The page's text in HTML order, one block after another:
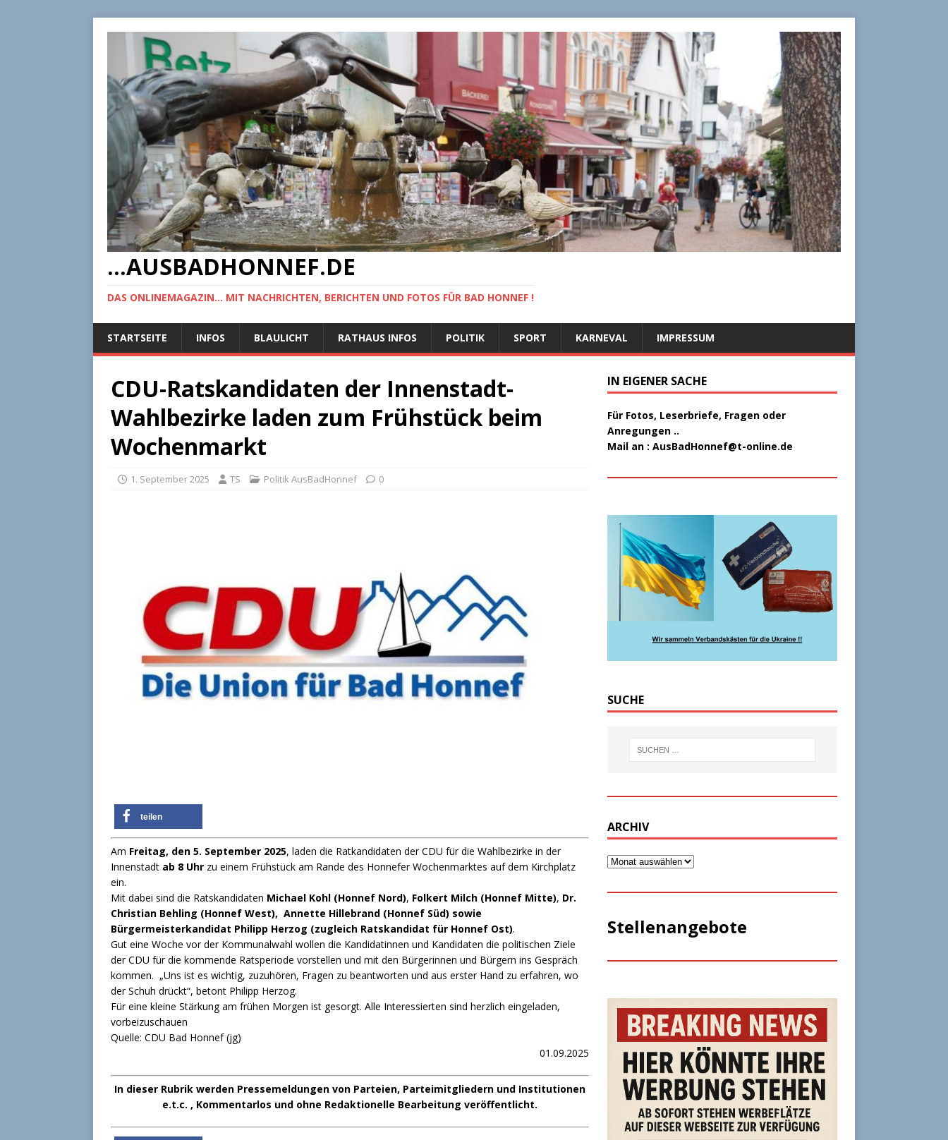
...AUSBADHONNEF.DE
DAS ONLINEMAGAZIN... MIT NACHRICHTEN, BERICHTEN UND FOTOS FÜR BAD HONNEF !
STARTSEITE INFOS BLAULICHT RATHAUS INFOS POLITIK SPORT KARNEVAL IMPRESSUM
CDU-Ratskandidaten der Innenstadt-
Wahlbezirke laden zum Frühstück beim
Wochenmarkt
1. September 2025 TS Politik AusBadHonnef 0
teilen
Am Freitag, den 5. September 2025, laden die Ratkandidaten der CDU für die Wahlbezirke in der
Innenstadt ab 8 Uhr zu einem Frühstück am Rande des Honnefer Wochenmarktes auf dem Kirchplatz
ein.
Mit dabei sind die Ratskandidaten Michael Kohl (Honnef Nord), Folkert Milch (Honnef Mitte), Dr.
Christian Behling (Honnef West), Annette Hillebrand (Honnef Süd) sowie
Bürgermeisterkandidat Philipp Herzog (zugleich Ratskandidat für Honnef Ost).
Gut eine Woche vor der Kommunalwahl wollen die Kandidatinnen und Kandidaten die politischen Ziele
der CDU für die kommende Ratsperiode vorstellen und mit den Bürgerinnen und Bürgern ins Gespräch
kommen. „Uns ist es wichtig, zuzuhören, Fragen zu beantworten und aus erster Hand zu erfahren, wo
der Schuh drückt“, betont Philipp Herzog.
Für eine kleine Stärkung am frühen Morgen ist gesorgt. Alle Interessierten sind herzlich eingeladen,
vorbeizuschauen
Quelle: CDU Bad Honnef (jg)
01.09.2025
In dieser Rubrik werden Pressemeldungen von Parteien, Parteimitgliedern und Institutionen
e.t.c. , Kommentarlos und ohne Redaktionelle Bearbeitung veröffentlicht.
IN EIGENER SACHE
Für Fotos, Leserbriefe, Fragen oder
Anregungen ..
Mail an : AusBadHonnef@t-online.de
SUCHE
ARCHIV
Stellenangebote